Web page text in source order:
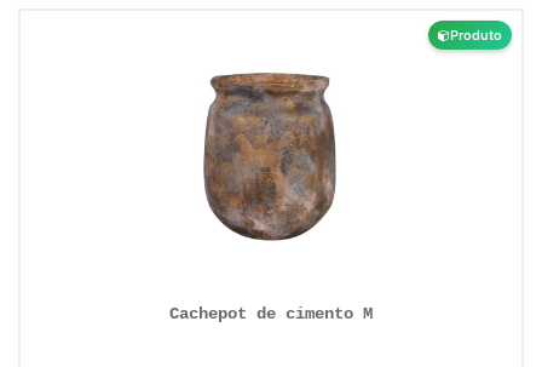
Produto
Cachepot de cimento M